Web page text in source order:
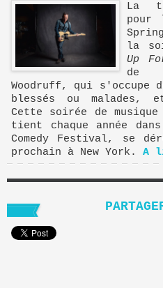
La
pour
la
Up
de
Woodruff, qui s'occupe
blessés ou malades,
Cette soirée de
tient chaque année
Comedy Festival, se
prochain à New York. A